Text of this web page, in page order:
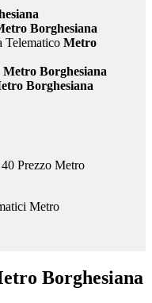
Borghesiana
TelematicoMetro
Metro Borghesiana
Borghesiana
Borghesiana